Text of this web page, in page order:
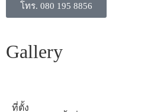
โทร. 080 195 8856
Gallery
ที่ตั้ง